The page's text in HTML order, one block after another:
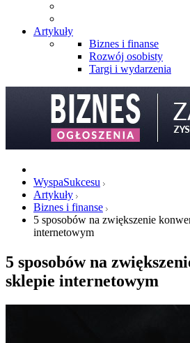
Artykuły
Biznes i finanse
Rozwój osobisty
Targi i wydarzenia
WyspaSukcesu
Artykuły
Biznes i finanse
5 sposobów na zwiększenie
internetowym
5 sposobów na
sklepie internetowym